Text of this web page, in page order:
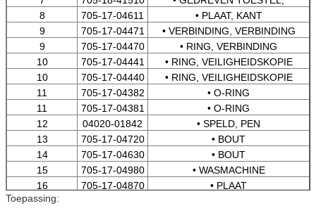
8
705-17-04611
• PLAAT, KANT
9
705-17-04471
• VERBINDING, VERBINDING
9
705-17-04470
• RING, VERBINDING
10
705-17-04441
• RING, VEILIGHEIDSKOPIE
10
705-17-04440
• RING, VEILIGHEIDSKOPIE
11
705-17-04382
• O-RING
11
705-17-04381
• O-RING
12
04020-01842
• SPELD, PEN
13
705-17-04720
• BOUT
14
705-17-04630
• BOUT
15
705-17-04980
• WASMACHINE
16
705-17-04870
• PLAAT
17
Toepassing: